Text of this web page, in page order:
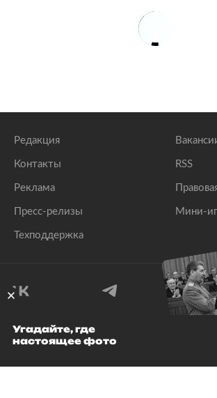
Редакция
Контакты
Реклама
Пресс-релизы
Техподдержка
RSS
Мини-
© 1999–2026 Все права защищены.
Угадайте, где
настоящее фото